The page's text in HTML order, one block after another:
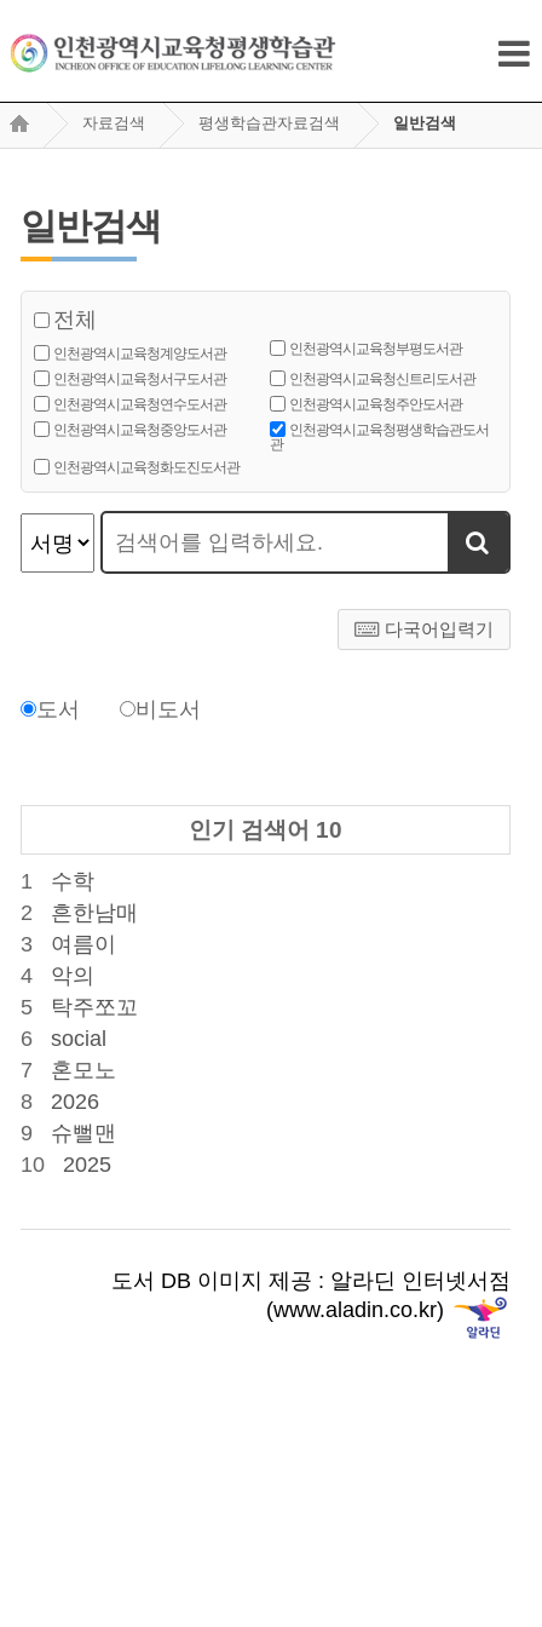
자료검색 평생학습관자료검색 일반검색
일반검색
전체
인천광역시교육청계양도서관
인천광역시교육청부평도서관
인천광역시교육청서구도서관
인천광역시교육청신트리도서관
인천광역시교육청연수도서관
인천광역시교육청주안도서관
인천광역시교육청중앙도서관
인천광역시교육청평생학습관도서
관
인천광역시교육청화도진도서관
다국어입력기
도서 비도서
도서 DB 이미지 제공 : 알라딘 인터넷서점
(www.aladin.co.kr)
인기 검색어 10
1
수학
2
흔한남매
3
여름이
4
악의
5
탁주쪼꼬
6
social
7
혼모노
8
2026
9
슈뻘맨
10
2025